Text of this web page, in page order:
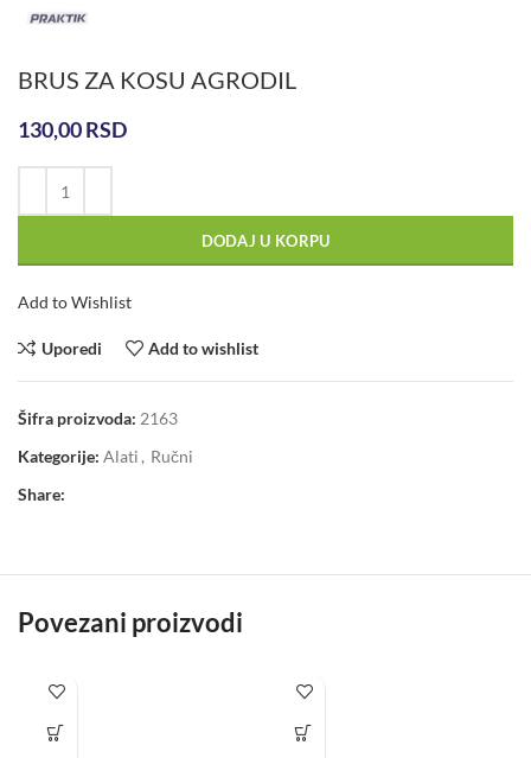
BRUS ZA KOSU AGRODIL
130,00RSD
DODAJ U KORPU
Add to Wishlist
Uporedi Add to wishlist
Šifra proizvoda: 2163
Kategorije: Alati , Ručni
Share:
Povezani proizvodi